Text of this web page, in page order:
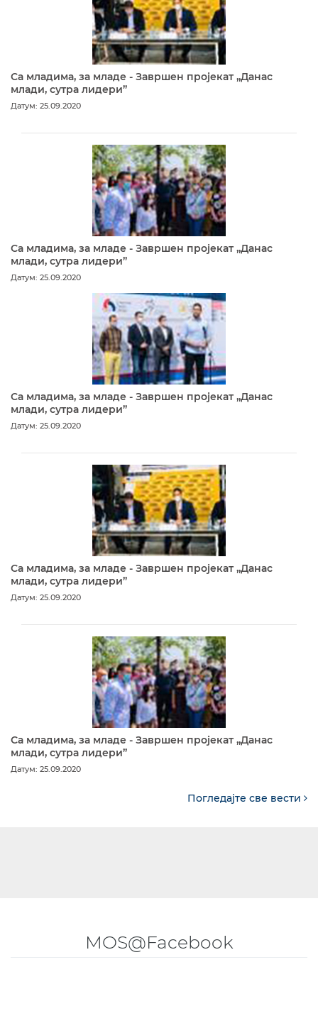
Са младима, за младе - Завршен пројекат „Данас
млади, сутра лидери”
Датум: 25.09.2020
Са младима, за младе - Завршен пројекат „Данас
млади, сутра лидери”
Датум: 25.09.2020
Са младима, за младе - Завршен пројекат „Данас
млади, сутра лидери”
Датум: 25.09.2020
Са младима, за младе - Завршен пројекат „Данас
млади, сутра лидери”
Датум: 25.09.2020
Са младима, за младе - Завршен пројекат „Данас
млади, сутра лидери”
Датум: 25.09.2020
Погледајте све вести
MOS@Facebook